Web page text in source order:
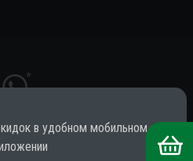
*
экстремистской на территории
в удобном мобильном